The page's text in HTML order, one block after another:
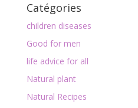
Catégories
children diseases
Good for men
life advice for all
Natural plant
Natural Recipes